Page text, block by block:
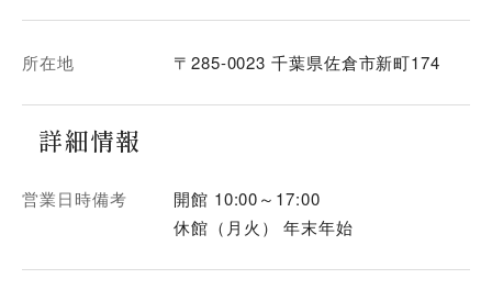
所在地 〒285-0023 千葉県佐倉市新町174
詳細情報
営業日時備考
開館 10:00～17:00
休館（月火） 年末年始